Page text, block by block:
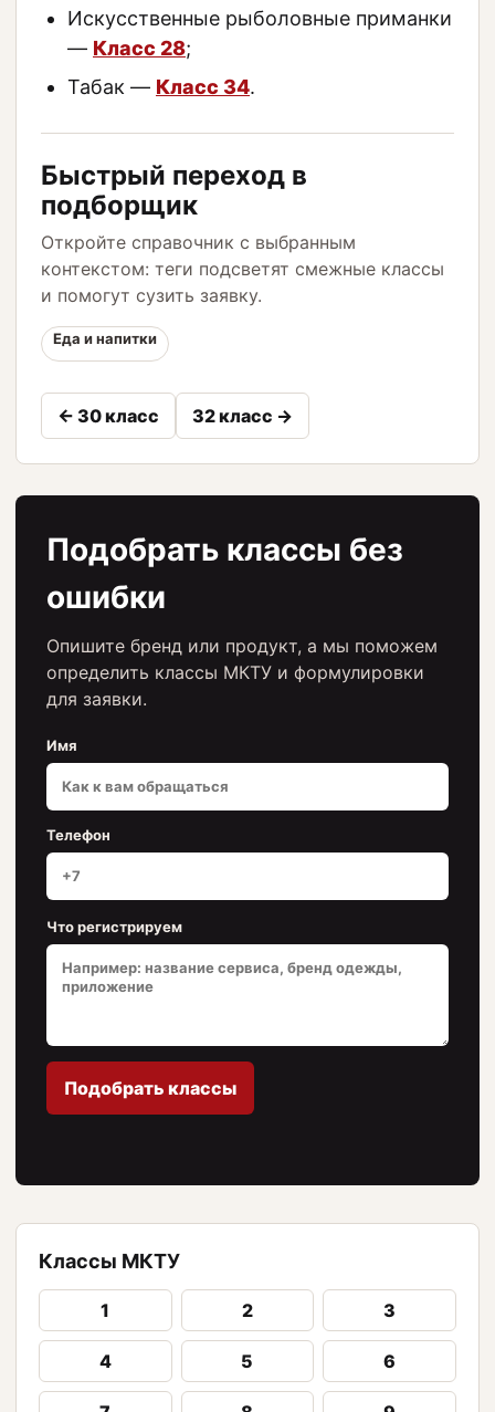
Искусственные рыболовные приманки
— Класс 28;
Табак — Класс 34.
Быстрый переход в
подборщик
Откройте справочник с выбранным
контекстом: теги подсветят смежные классы
и помогут сузить заявку.
Еда и напитки
← 30 класс 32 класс →
Подобрать классы без
ошибки
Опишите бренд или продукт, а мы поможем
определить классы МКТУ и формулировки
для заявки.
Имя
Телефон
Что регистрируем
Подобрать классы
Классы МКТУ
1 2 3
4 5 6